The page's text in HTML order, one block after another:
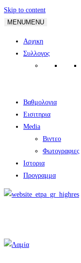
Skip to content
MENUMENU
Αρχικη
Συλλογος
Βαθμολογια
Εισιτηρια
Media
Βιντεο
Φωτογραφιες
Ιστορια
Πρoγραμμα